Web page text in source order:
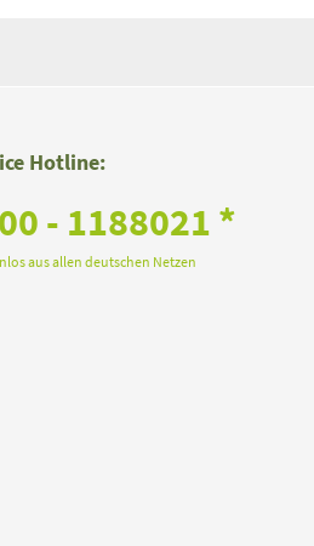
Hotline:
- 1188021 *
aus allen deutschen Netzen